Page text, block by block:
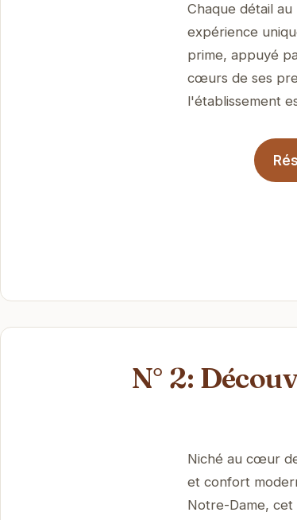
Chaque détail
expérience
prime, appuyé
cœurs de ses
l'établissement
N° 2:
Niché au cœur
et confort
Notre-Dame,